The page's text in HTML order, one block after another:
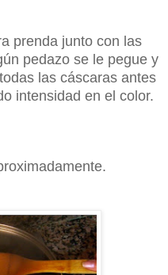
prenda junto con las
pedazo se le pegue y
las cáscaras antes
intensidad en el color.